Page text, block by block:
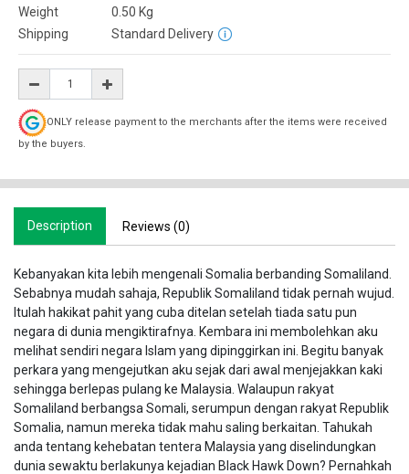
Weight 0.50 Kg
Shipping
Standard Delivery
ONLY release payment to the merchants after the items were received
by the buyers.
Description Reviews (0)
Kebanyakan kita lebih mengenali Somalia berbanding Somaliland.
Sebabnya mudah sahaja, Republik Somaliland tidak pernah wujud.
Itulah hakikat pahit yang cuba ditelan setelah tiada satu pun
negara di dunia mengiktirafnya. Kembara ini membolehkan aku
melihat sendiri negara Islam yang dipinggirkan ini. Begitu banyak
perkara yang mengejutkan aku sejak dari awal menjejakkan kaki
sehingga berlepas pulang ke Malaysia. Walaupun rakyat
Somaliland berbangsa Somali, serumpun dengan rakyat Republik
Somalia, namun mereka tidak mahu saling berkaitan. Tahukah
anda tentang kehebatan tentera Malaysia yang diselindungkan
dunia sewaktu berlakunya kejadian Black Hawk Down? Pernahkah